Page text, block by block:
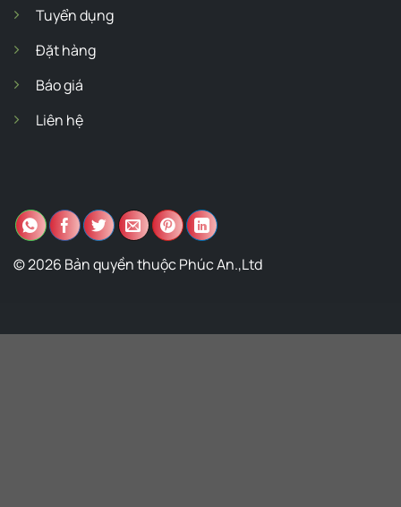
Tuyển dụng
Đặt hàng
Báo giá
Liên hệ
© 2026 Bản quyền thuộc Phúc An.,Ltd